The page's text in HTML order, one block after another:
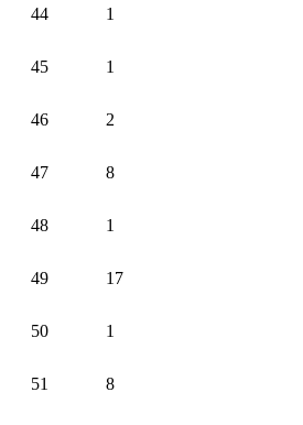
44 1
45 1
46 2
47 8
48 1
49 17
50 1
51 8